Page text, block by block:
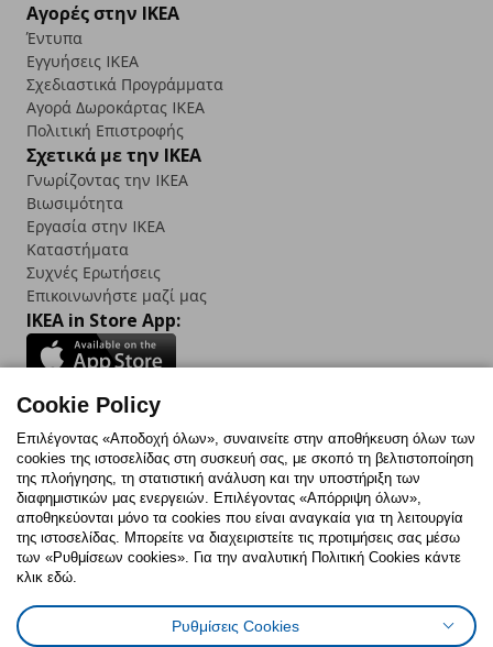
Αγορές στην IKEA
Έντυπα
Εγγυήσεις IKEA
Σχεδιαστικά Προγράμματα
Αγορά Δωρoκάρτας IKEA
Πολιτική Επιστροφής
Σχετικά με την IKEA
Γνωρίζοντας την IKEA
Βιωσιμότητα
Εργασία στην IKEA
Καταστήματα
Συχνές Ερωτήσεις
Επικοινωνήστε μαζί μας
IKEA in Store App:
Follow us:
FacebookInstagram
TikTokYoutubePinterestTwitter
Πολιτική CookiesΔήλωση ψηφιακής προσβασιμότητας
Ρυθμίσεις cookiesΌροι Χρήσης
Cookie Policy
Επιλέγοντας «Αποδοχή όλων», συναινείτε στην αποθήκευση όλων των
cookies της ιστοσελίδας στη συσκευή σας, με σκοπό τη βελτιστοποίηση
της πλοήγησης, τη στατιστική ανάλυση και την υποστήριξη των
διαφημιστικών μας ενεργειών. Επιλέγοντας «Απόρριψη όλων»,
αποθηκεύονται μόνο τα cookies που είναι αναγκαία για τη λειτουργία
της ιστοσελίδας. Μπορείτε να διαχειριστείτε τις προτιμήσεις σας μέσω
των «Ρυθμίσεων cookies». Για την αναλυτική Πολιτική Cookies κάντε
κλικ εδώ.
Ρυθμίσεις Cookies